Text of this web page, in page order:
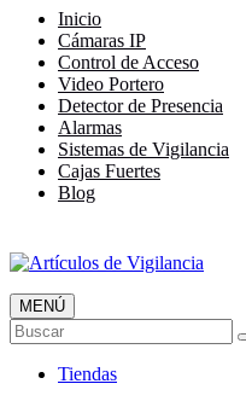
Inicio
Cámaras IP
Control de Acceso
Video Portero
Detector de Presencia
Alarmas
Sistemas de Vigilancia
Cajas Fuertes
Blog
Artículos de Vigilancia
Envió 24/7!!!
MENÚ
Buscar
Tiendas